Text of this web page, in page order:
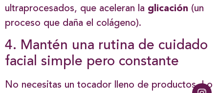
ultraprocesados, que aceleran la glicación (un
proceso que daña el colágeno).
4. Mantén una rutina de cuidado
facial simple pero constante
No necesitas un tocador lleno de productos. Lo